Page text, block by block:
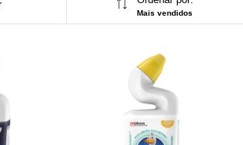
Mais vendidos